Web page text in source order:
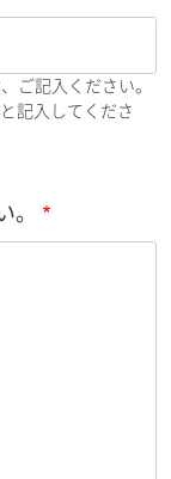
ご記入ください。
記入してくださ
。